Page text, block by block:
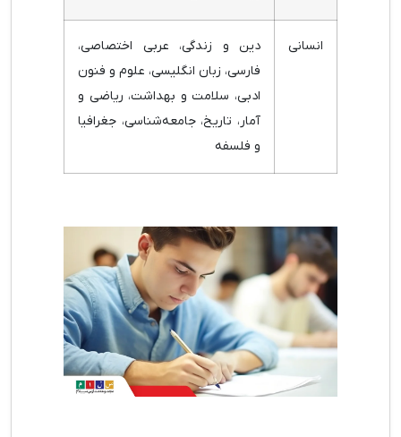
انسانی
دین و زندگی، عربی اختصاصی،
فارسی، زبان انگلیسی، علوم و فنون
ادبی، سلامت و بهداشت، ریاضی و
آمار، تاریخ، جامعه‌شناسی، جغرافیا
و فلسفه